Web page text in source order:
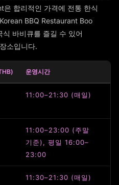
합리적인 가격에 전통 한식
BBQ Restaurant Boo
바비큐를 즐길 수 있어
소입니다.
운영시간
11:00–21:30 (매일)
11:00–23:00 (주말
기준), 평일 16:00–
23:00
11:30–21:30 (매일)